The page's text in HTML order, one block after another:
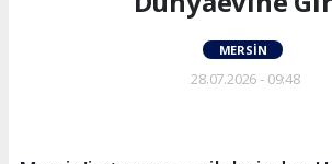
MERSIN
28.07.2026 - 09:48